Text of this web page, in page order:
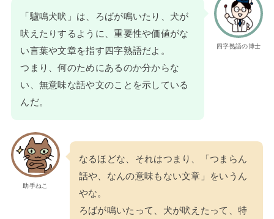
四字熟語の博士
「驢鳴犬吠」は、ろばが鳴いたり、犬が
吠えたりするように、重要性や価値がな
い言葉や文章を指す四字熟語だよ。
つまり、何のためにあるのか分からな
い、無意味な話や文のことを示している
んだ。
助手ねこ
なるほどな、それはつまり、「つまらん
話や、なんの意味もない文章」をいうん
やな。
ろばが鳴いたって、犬が吠えたって、特